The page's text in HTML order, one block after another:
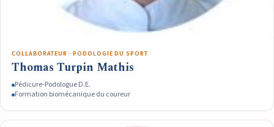
COLLABORATEUR · PODOLOGIE DU SPORT
Thomas Turpin Mathis
Pédicure-Podologue D.E.
Formation biomécanique du coureur